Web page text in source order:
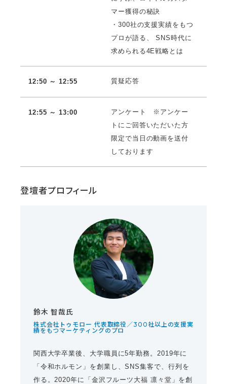
マー獲得の秘訣
・300社の支援実績をもつ
プロが語る、 SNS時代に
求められる4E戦略とは
12:50 ～ 12:55 質疑応答
12:55 ～ 13:00
アンケート ※アンケー
トにご回答いただいた方
限定で当日の動画を送付
しております
登壇者プロフィール
鈴木 智哉氏
株式会社トゥモロー 代表取締役／300社以上の支援実
績をもつマーケティングのプロ
関西大学卒業後、大学職員に5年勤務。2019年に
「令和ホルモン」を創業し、SNS集客で、行列を
作る。2020年に「金沢フルーツ大福 凛々堂」を創